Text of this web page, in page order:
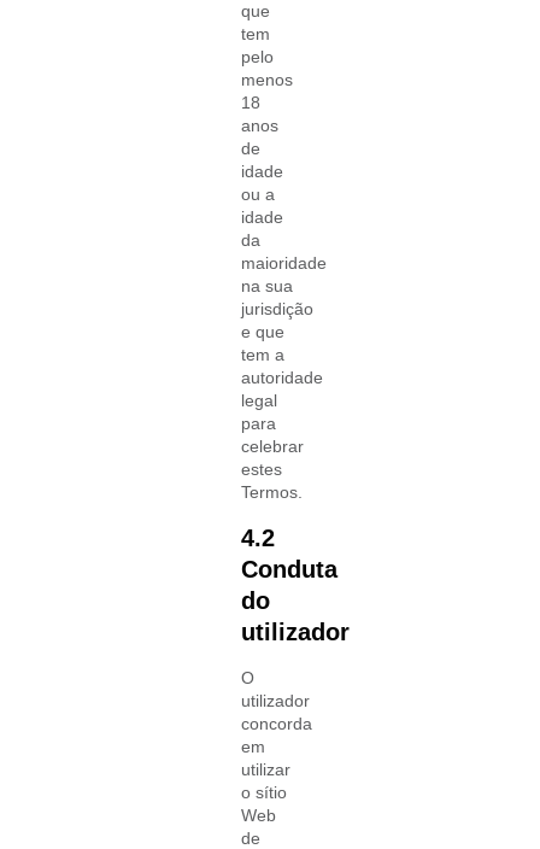
que
tem
pelo
menos
18
anos
de
idade
ou a
idade
da
maioridade
na sua
jurisdição
e que
tem a
autoridade
legal
para
celebrar
estes
Termos.
4.2
Conduta
do
utilizador
O
utilizador
concorda
em
utilizar
o sítio
Web
de